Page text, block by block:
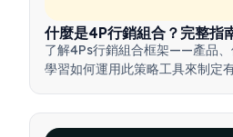
什麼是4P行銷組合？完整指
了解4Ps行銷組合框架——產品、
學習如何運用此策略工具來制定